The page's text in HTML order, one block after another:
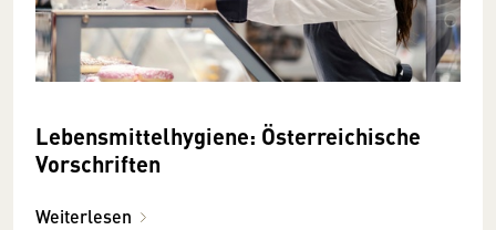
Lebensmittelhygiene: Österreichische
Vorschriften
Weiterlesen